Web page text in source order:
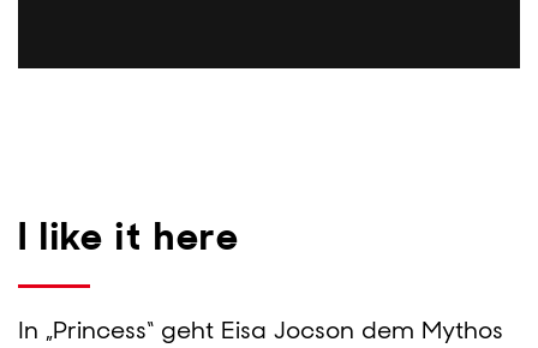
I like it here
In „Princess“ geht Eisa Jocson dem Mythos